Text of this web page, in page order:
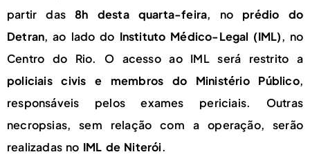
partir das8h desta quarta-feira, no prédio do
Detran, ao lado do Instituto Médico-Legal (IML), no
Centro do Rio. O acesso ao IML será restrito a
policiais civis e membros do Ministério Público,
responsáveis pelos exames periciais. Outras
necropsias, sem relação com a operação, serão
realizadas no IML de Niterói.